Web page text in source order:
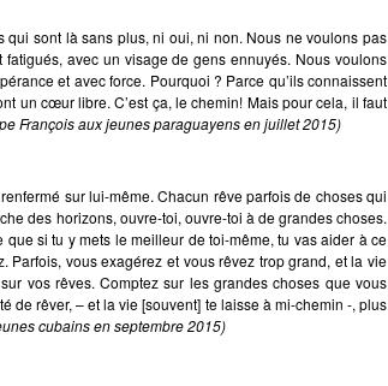
qui sont là sans plus, ni oui, ni non. Nous ne voulons pas
avec un visage de gens ennuyés. Nous voulons
et avec force. Pourquoi ? Parce qu’ils connaissent
un cœur libre. C’est ça, le chemin! Mais pour cela, il faut
François aux jeunes paraguayens en juillet 2015)
sur lui-même. Chacun rêve parfois de choses qui
des horizons, ouvre-toi, ouvre-toi à de grandes choses.
si tu y mets le meilleur de toi-même, tu vas aider à ce
Parfois, vous exagérez et vous rêvez trop grand, et la vie
vos rêves. Comptez sur les grandes choses que vous
de rêver, – et la vie [souvent] te laisse à mi-chemin -, plus
cubains en septembre 2015)